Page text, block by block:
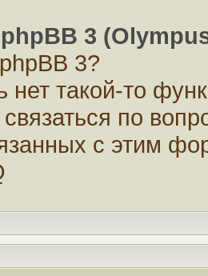
3
3?
нет такой-то
по
с этим